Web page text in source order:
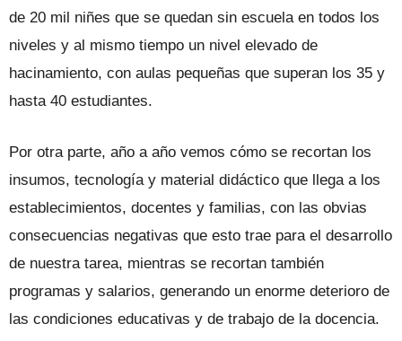
de 20 mil niñes que se quedan sin escuela en todos los
niveles y al mismo tiempo un nivel elevado de
hacinamiento, con aulas pequeñas que superan los 35 y
hasta 40 estudiantes.
Por otra parte, año a año vemos cómo se recortan los
insumos, tecnología y material didáctico que llega a los
establecimientos, docentes y familias, con las obvias
consecuencias negativas que esto trae para el desarrollo
de nuestra tarea, mientras se recortan también
programas y salarios, generando un enorme deterioro de
las condiciones educativas y de trabajo de la docencia.